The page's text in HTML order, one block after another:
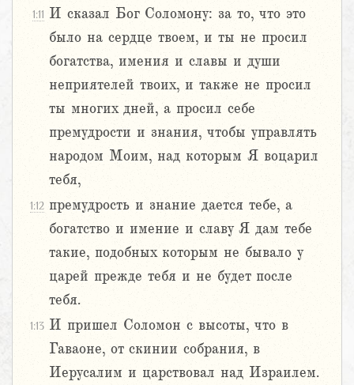
1:11 И сказал Бог Соломону: за то, что это
было на сердце твоем, и ты не просил
богатства, имения и славы и души
неприятелей твоих, и также не просил
ты многих дней, а просил себе
премудрости и знания, чтобы управлять
народом Моим, над которым Я воцарил
тебя,
1:12 премудрость и знание дается тебе, а
богатство и имение и славу Я дам тебе
такие, подобных которым не бывало у
царей прежде тебя и не будет после
тебя.
1:13 И пришел Соломон с высоты, что в
Гаваоне, от скинии собрания, в
Иерусалим и царствовал над Израилем.